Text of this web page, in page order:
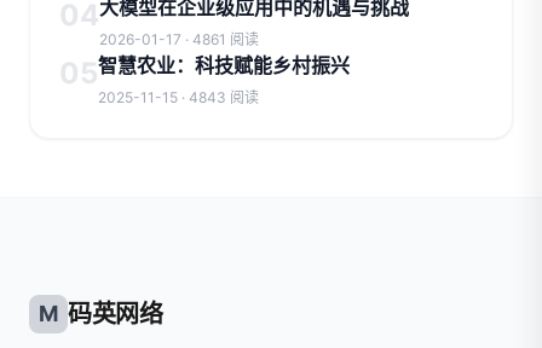
04大模型在企业级应用中的机遇与挑战
2026-01-17 · 4861 阅读
05智慧农业：科技赋能乡村振兴
2025-11-15 · 4843 阅读
M 码英网络